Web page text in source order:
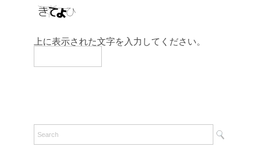
上に表示された文字を入力してください。